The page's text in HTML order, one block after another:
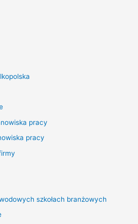
pracy
pracy
szkołach branżowych